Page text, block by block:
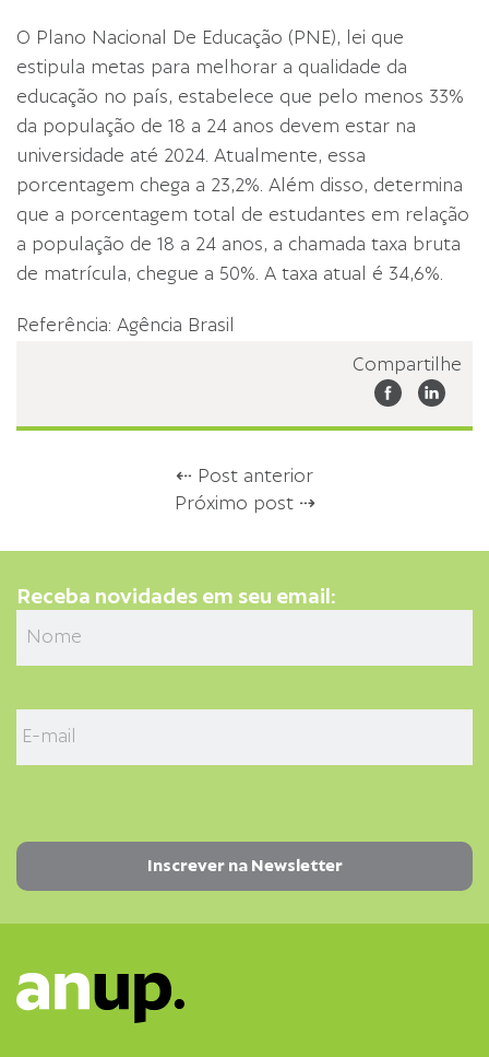
O Plano Nacional De Educação (PNE), lei que
estipula metas para melhorar a qualidade da
educação no país, estabelece que pelo menos 33%
da população de 18 a 24 anos devem estar na
universidade até 2024. Atualmente, essa
porcentagem chega a 23,2%. Além disso, determina
que a porcentagem total de estudantes em relação
a população de 18 a 24 anos, a chamada taxa bruta
de matrícula, chegue a 50%. A taxa atual é 34,6%.
Referência: Agência Brasil
Compartilhe
⇠ Post anterior
Próximo post ⇢
Receba novidades em seu email: